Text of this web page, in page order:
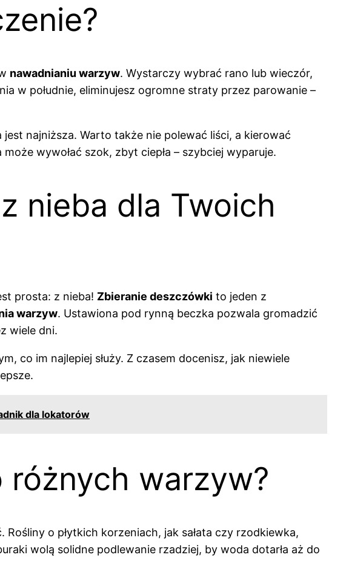
nawadnianiu warzyw. Wystarczy wybrać rano lub wieczór,
w południe, eliminujesz ogromne straty przez parowanie –
najniższa. Warto także nie polewać liści, a kierować
wywołać szok, zbyt ciepła – szybciej wyparuje.
nieba dla Twoich
prosta: z nieba! Zbieranie deszczówki to jeden z
warzyw. Ustawiona pod rynną beczka pozwala gromadzić
wiele dni.
co im najlepiej służy. Z czasem docenisz, jak niewiele
dla lokatorów
warzyw?
o płytkich korzeniach, jak sałata czy rzodkiewka,
wolą solidne podlewanie rzadziej, by woda dotarła aż do